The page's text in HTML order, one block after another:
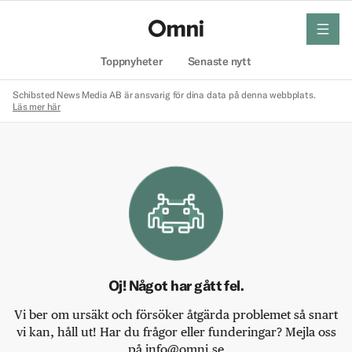
Toppnyheter Senaste nytt
meny
Schibsted News Media AB är ansvarig för dina data på denna webbplats.
Läs mer här
Oj! Något har gått fel.
Vi ber om ursäkt och försöker åtgärda problemet så snart
vi kan, håll ut! Har du frågor eller funderingar? Mejla oss